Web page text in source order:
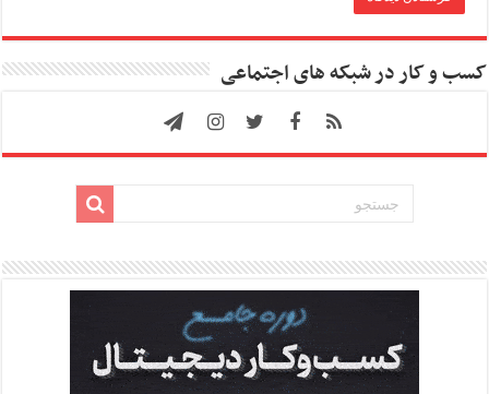
کسب و کار در شبکه های اجتماعی